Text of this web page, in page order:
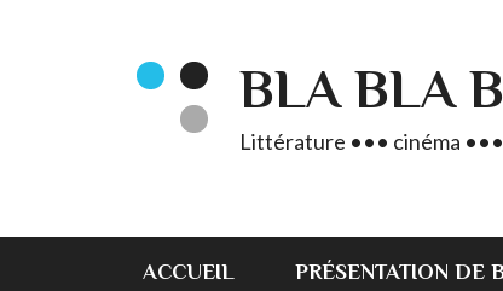
BLA BLA
Littérature ••• cinéma
ACCUEIL PRÉSENTATION DE